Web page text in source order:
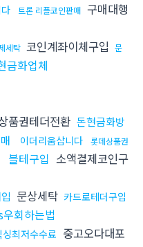
트론 리플코인판매 구매대행
세탁 코인계좌이체구입 문
금화업체
품권테더전환 돈현금화방
이더리움삽니다
롯데상품권
블테구입 소액결제코인구
문상세탁 카드로테더구입
회하는법
최저수수료 중고오다대포